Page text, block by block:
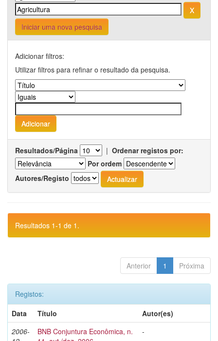
Iniciar uma nova pesquisa
Adicionar filtros:
Utilizar filtros para refinar o resultado da pesquisa.
Resultados/Página | Ordenar registos por:
Por ordem
Autores/Registo
Resultados 1-1 de 1.
Anterior 1 Próxima
Registos:
Data
Título
Autor(es)
2006-
BNB Conjuntura Econômica, n.
-